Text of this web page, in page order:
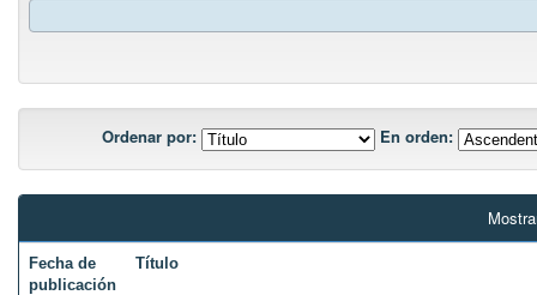
Ordenar por: En orden:
Fecha de
publicación
Título